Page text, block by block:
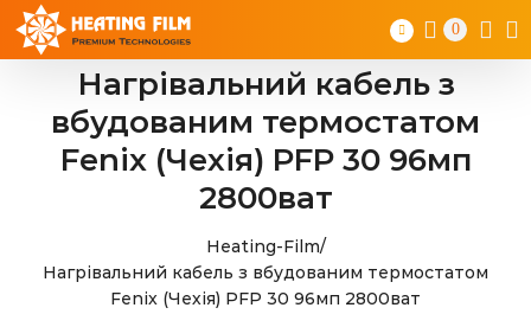
Skip
0
Нагрівальний кабель з
вбудованим термостатом
Fenix (Чехія) PFP 30 96мп
2800ват
Heating-Film/
Нагрівальний кабель з вбудованим термостатом
Fenix (Чехія) PFP 30 96мп 2800ват